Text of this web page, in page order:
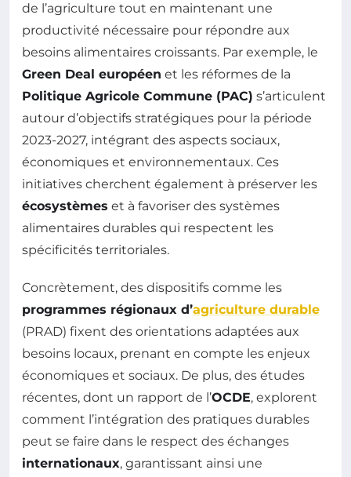
de l’agriculture tout en maintenant une
productivité nécessaire pour répondre aux
besoins alimentaires croissants. Par exemple, le
Green Deal européen et les réformes de la
Politique Agricole Commune (PAC) s’articulent
autour d’objectifs stratégiques pour la période
2023-2027, intégrant des aspects sociaux,
économiques et environnementaux. Ces
initiatives cherchent également à préserver les
écosystèmes et à favoriser des systèmes
alimentaires durables qui respectent les
spécificités territoriales.
Concrètement, des dispositifs comme les
programmes régionaux d’agriculture durable
(PRAD) fixent des orientations adaptées aux
besoins locaux, prenant en compte les enjeux
économiques et sociaux. De plus, des études
récentes, dont un rapport de l’OCDE, explorent
comment l’intégration des pratiques durables
peut se faire dans le respect des échanges
internationaux, garantissant ainsi une